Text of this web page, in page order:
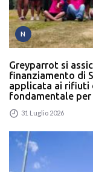
N
Greyparrot si
finanziamento di
applicata ai rifiuti
fondamentale
31 Luglio 2026